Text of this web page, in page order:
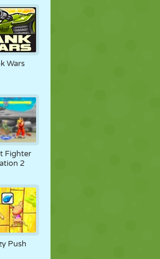
Wars
Fighter
2
Push